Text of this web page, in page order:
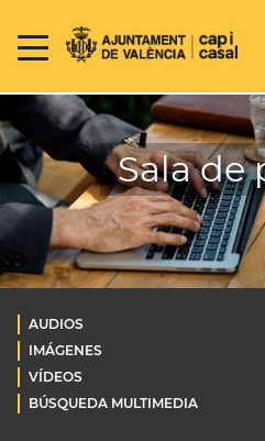
Sala de
AUDIOS
IMÁGENES
VÍDEOS
BÚSQUEDA MULTIMEDIA